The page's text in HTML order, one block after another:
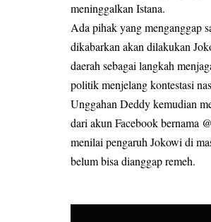
meninggalkan Istana.
Ada pihak yang menganggap
dikabarkan akan dilakukan
daerah sebagai langkah
politik menjelang kontestasi
Unggahan Deddy kemudian
dari akun Facebook bernama
menilai pengaruh Jokowi di
belum bisa dianggap remeh.